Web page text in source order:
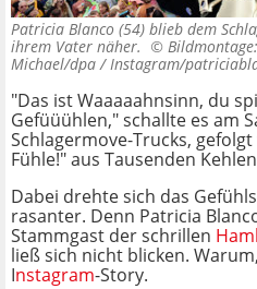
Patricia Blanco (54) blieb dem
ihrem Vater näher. ©
Michael/dpa / Instagram/
"Das ist Waaaaahnsinn, du
Gefüüühlen," schallte es am
Schlagermove-Trucks,
Fühle!" aus Tausenden
Dabei drehte sich das
rasanter. Denn Patricia
Stammgast der schrillen
ließ sich nicht blicken.
Instagram-Story.